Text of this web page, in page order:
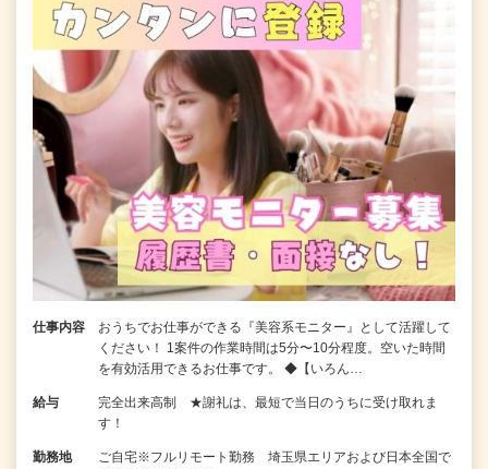
仕事内容
おうちでお仕事ができる『美容系モニター』として活躍して
ください！ 1案件の作業時間は5分〜10分程度。空いた時間
を有効活用できるお仕事です。 ◆【いろん…
給与
完全出来高制 ★謝礼は、最短で当日のうちに受け取れま
す！
勤務地
ご自宅※フルリモート勤務 埼玉県エリアおよび日本全国で